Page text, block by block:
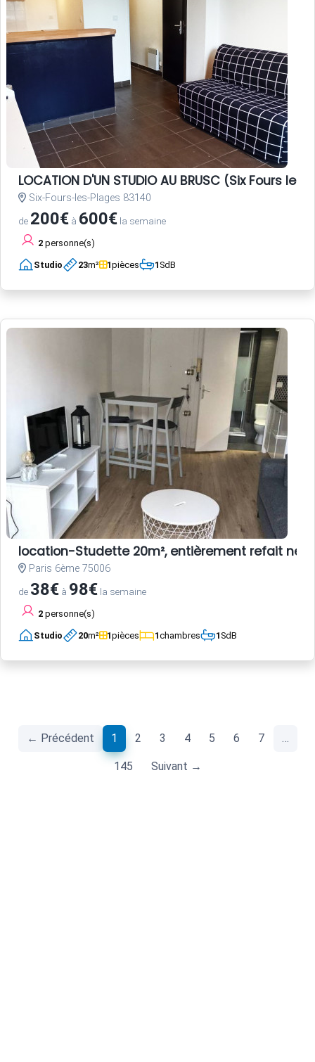
LOCATION D'UN STUDIO AU BRUSC (Six Fours les
Six-Fours-les-Plages 83140
de 200€ à 600€ la semaine
2 personne(s)
Studio 23m² 1pièces 1SdB
location-Studette 20m², entièrement refait neuf
Paris 6ème 75006
de 38€ à 98€ la semaine
2 personne(s)
Studio 20m² 1pièces 1chambres 1SdB
← Précédent 1 (current)
2 3 4 5 6 7 …
145 Suivant →